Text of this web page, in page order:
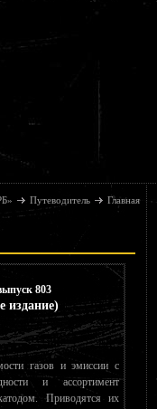
Путеводитель Главная
803
издание)
газов и эмиссии с
и ассортимент
Приводятся их